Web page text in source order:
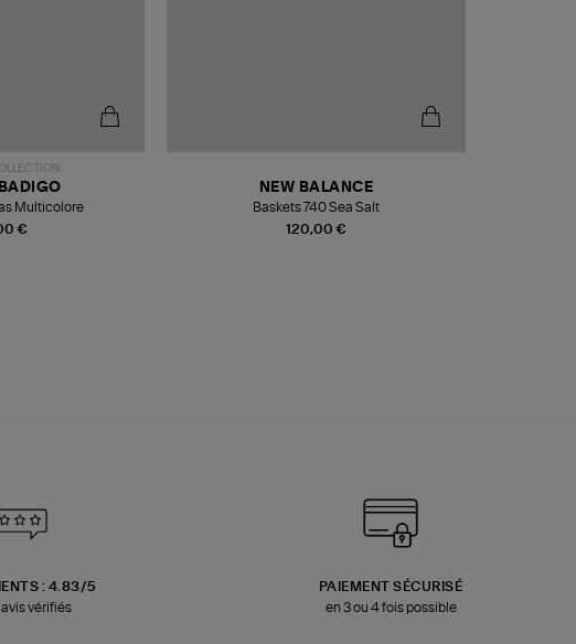
€
Multicolore
120,00 €
NEW BALANCE
Baskets 740 Sea Salt
: 4.83/5
vérifiés
PAIEMENT SÉCURISÉ
en 3 ou 4 fois possible